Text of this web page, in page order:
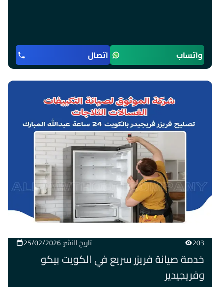
واتساب اتصال
203 تاريخ النشر: 25/02/2026
خدمة صيانة فريزر سريع في الكويت بيكو
وفريجيدير